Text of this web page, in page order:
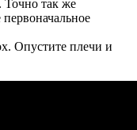
Точно так же
Опустите плечи и